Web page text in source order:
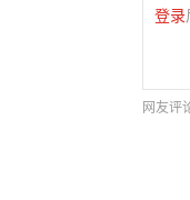
登录
网友评